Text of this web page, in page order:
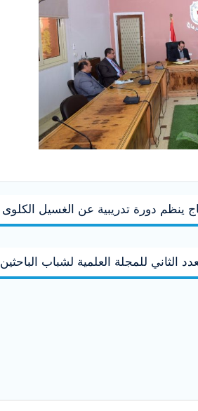
ينظم دورة تدريبية عن الغسيل الكلوى
الثاني للمجلة العلمية لشباب الباحثين